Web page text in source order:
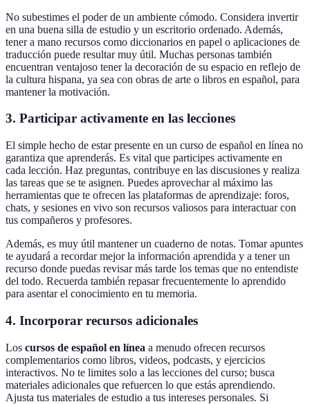
No subestimes el poder de un ambiente cómodo. Considera invertir
en una buena silla de estudio y un escritorio ordenado. Además,
tener a mano recursos como diccionarios en papel o aplicaciones de
traducción puede resultar muy útil. Muchas personas también
encuentran ventajoso tener la decoración de su espacio en reflejo de
la cultura hispana, ya sea con obras de arte o libros en español, para
mantener la motivación.
3. Participar activamente en las lecciones
El simple hecho de estar presente en un curso de español en línea no
garantiza que aprenderás. Es vital que participes activamente en
cada lección. Haz preguntas, contribuye en las discusiones y realiza
las tareas que se te asignen. Puedes aprovechar al máximo las
herramientas que te ofrecen las plataformas de aprendizaje: foros,
chats, y sesiones en vivo son recursos valiosos para interactuar con
tus compañeros y profesores.
Además, es muy útil mantener un cuaderno de notas. Tomar apuntes
te ayudará a recordar mejor la información aprendida y a tener un
recurso donde puedas revisar más tarde los temas que no entendiste
del todo. Recuerda también repasar frecuentemente lo aprendido
para asentar el conocimiento en tu memoria.
4. Incorporar recursos adicionales
Los cursos de español en línea a menudo ofrecen recursos
complementarios como libros, videos, podcasts, y ejercicios
interactivos. No te limites solo a las lecciones del curso; busca
materiales adicionales que refuercen lo que estás aprendiendo.
Ajusta tus materiales de estudio a tus intereses personales. Si